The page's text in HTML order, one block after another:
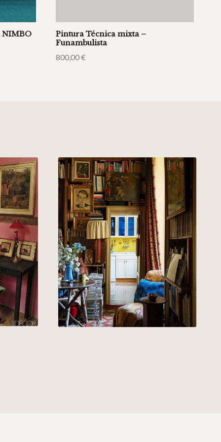
NIMBO
Pintura Técnica mixta –
Funambulista
800,00€